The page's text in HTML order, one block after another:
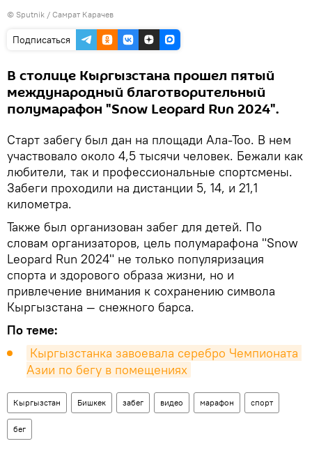
© Sputnik / Самрат Карачев
Подписаться
В столице Кыргызстана прошел пятый
международный благотворительный
полумарафон "Snow Leopard Run 2024".
Старт забегу был дан на площади Ала-Тоо. В нем
участвовало около 4,5 тысячи человек. Бежали как
любители, так и профессиональные спортсмены.
Забеги проходили на дистанции 5, 14, и 21,1
километра.
Также был организован забег для детей. По
словам организаторов, цель полумарафона "Snow
Leopard Run 2024" не только популяризация
спорта и здорового образа жизни, но и
привлечение внимания к сохранению символа
Кыргызстана — снежного барса.
По теме:
Кыргызстанка завоевала серебро Чемпионата
Азии по бегу в помещениях
Кыргызстан Бишкек забег видео марафон спорт
бег